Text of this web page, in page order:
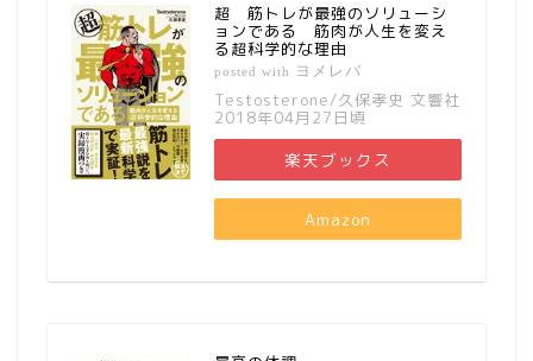
超 筋トレが最強のソリューシ
ョンである 筋肉が人生を変え
る超科学的な理由
posted with ヨメレバ
Testosterone/久保孝史 文響社
2018年04月27日頃
楽天ブックス
Amazon